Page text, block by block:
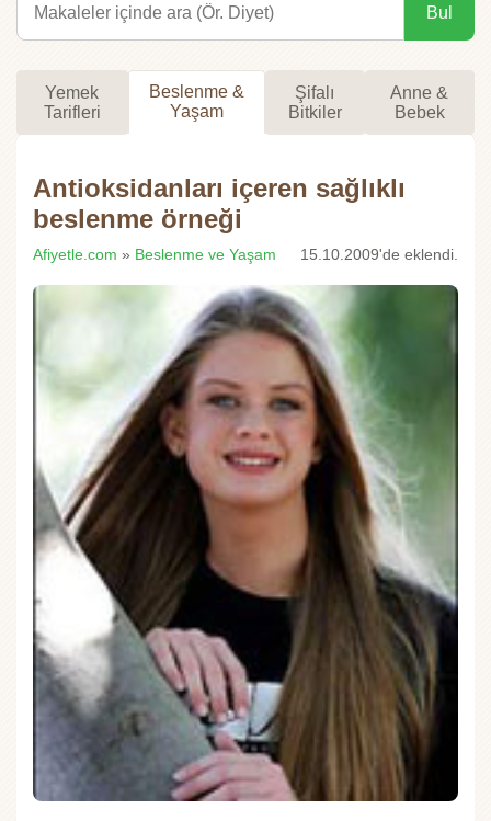
Bul
Yemek
Tarifleri
Beslenme &
Yaşam
Şifalı
Bitkiler
Anne &
Bebek
Antioksidanları içeren sağlıklı
beslenme örneği
Afiyetle.com » Beslenme ve Yaşam 15.10.2009'de eklendi.